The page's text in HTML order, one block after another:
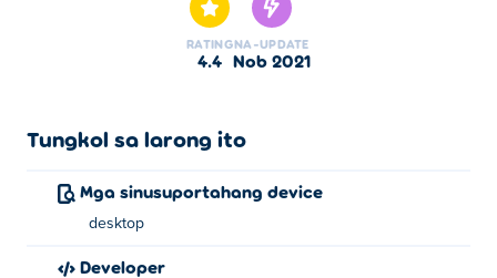
RATING
4.4
NA-UPDATE
Nob 2021
Tungkol sa larong ito
Mga sinusuportahang device
desktop
Developer